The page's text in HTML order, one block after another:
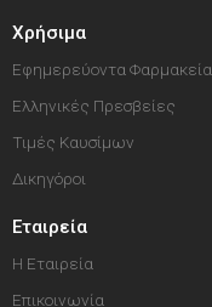
Χρήσιμα
Εφημερεύοντα Φαρμακεία
Ελληνικές Πρεσβείες
Τιμές Καυσίμων
Δικηγόροι
Εταιρεία
Η Εταιρεία
Επικοινωνία